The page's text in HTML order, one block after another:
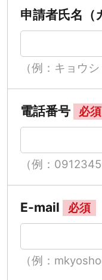
申請者氏名（
（例：キョウ
電話番号 必須
（例：
E-mail 必須
（例：